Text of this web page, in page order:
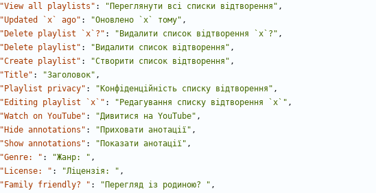
"View all playlists" : "Переглянути всі списки відтворення" ,
"Updated `x` ago" : "Оновлено `x` тому" ,
"Delete playlist `x`?" : "Видалити список відтворення `x`?" ,
"Delete playlist" : "Видалити список відтворення" ,
"Create playlist" : "Створити список відтворення" ,
"Title" : "Заголовок" ,
"Playlist privacy" : "Конфіденційність списку відтворення" ,
"Editing playlist `x`" : "Редагування списку відтворення `x`" ,
"Watch on YouTube" : "Дивитися на YouTube" ,
"Hide annotations" : "Приховати анотації" ,
"Show annotations" : "Показати анотації" ,
"Genre: " : "Жанр: " ,
"License: " : "Ліцензія: " ,
"Family friendly? " : "Перегляд із родиною? " ,